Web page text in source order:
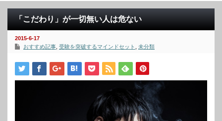
「こだわり」が一切無い人は危ない
2015-6-17
おすすめ記事 受験を突破するマインドセット 未分類